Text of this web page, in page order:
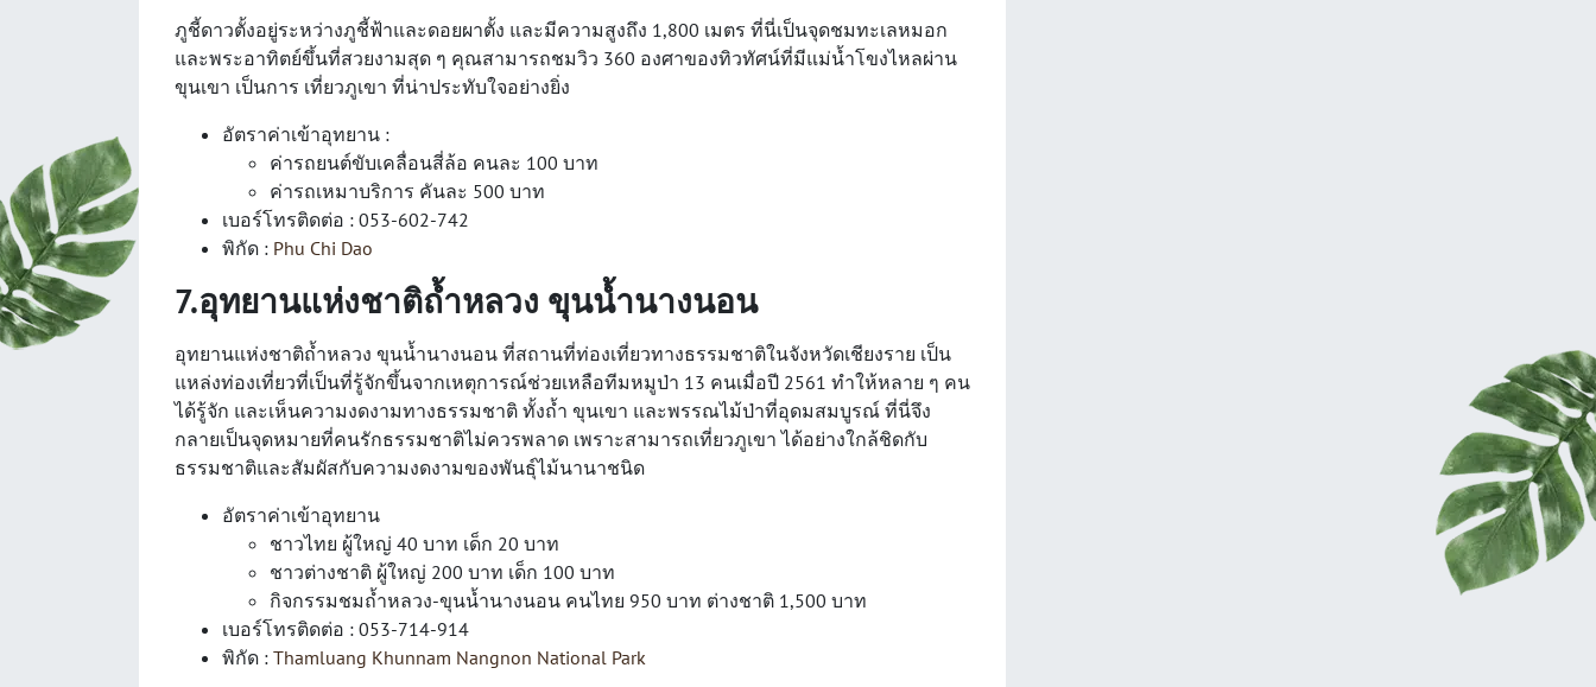
ภูชี้ดาวตั้งอยู่ระหว่างภูชี้ฟ้าและดอยผาตั้ง และมีความสูงถึง 1,800 เมตร ที่นี่เป็นจุดชมทะเลหมอก
และพระอาทิตย์ขึ้นที่สวยงามสุด ๆ คุณสามารถชมวิว 360 องศาของทิวทัศน์ที่มีแม่น้ำโขงไหลผ่าน
ขุนเขา เป็นการ เที่ยวภูเขา ที่น่าประทับใจอย่างยิ่ง
อัตราค่าเข้าอุทยาน :
ค่ารถยนต์ขับเคลื่อนสี่ล้อ คนละ 100 บาท
ค่ารถเหมาบริการ คันละ 500 บาท
เบอร์โทรติดต่อ : 053-602-742
พิกัด : Phu Chi Dao
7.อุทยานแห่งชาติถ้ำหลวง ขุนน้ำนางนอน
อุทยานแห่งชาติถ้ำหลวง ขุนน้ำนางนอน ที่สถานที่ท่องเที่ยวทางธรรมชาติในจังหวัดเชียงราย เป็น
แหล่งท่องเที่ยวที่เป็นที่รู้จักขึ้นจากเหตุการณ์ช่วยเหลือทีมหมูป่า 13 คนเมื่อปี 2561 ทำให้หลาย ๆ คน
ได้รู้จัก และเห็นความงดงามทางธรรมชาติ ทั้งถ้ำ ขุนเขา และพรรณไม้ป่าที่อุดมสมบูรณ์ ที่นี่จึง
กลายเป็นจุดหมายที่คนรักธรรมชาติไม่ควรพลาด เพราะสามารถเที่ยวภูเขา ได้อย่างใกล้ชิดกับ
ธรรมชาติและสัมผัสกับความงดงามของพันธุ์ไม้นานาชนิด
อัตราค่าเข้าอุทยาน
ชาวไทย ผู้ใหญ่ 40 บาท เด็ก 20 บาท
ชาวต่างชาติ ผู้ใหญ่ 200 บาท เด็ก 100 บาท
กิจกรรมชมถ้ำหลวง-ขุนน้ำนางนอน คนไทย 950 บาท ต่างชาติ 1,500 บาท
เบอร์โทรติดต่อ : 053-714-914
พิกัด : Thamluang Khunnam Nangnon National Park